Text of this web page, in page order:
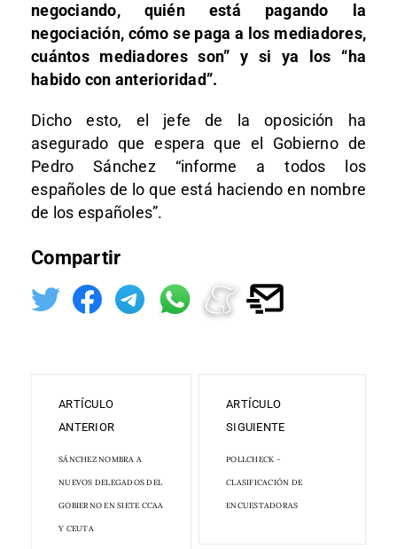
negociando, quién está pagando la
negociación, cómo se paga a los mediadores,
cuántos mediadores son” y si ya los “ha
habido con anterioridad”.
Dicho esto, el jefe de la oposición ha
asegurado que espera que el Gobierno de
Pedro Sánchez “informe a todos los
españoles de lo que está haciendo en nombre
de los españoles”.
Compartir
ARTÍCULO
ANTERIOR
SÁNCHEZ NOMBRA A
NUEVOS DELEGADOS DEL
GOBIERNO EN SIETE CCAA
Y CEUTA
ARTÍCULO
SIGUIENTE
POLLCHECK -
CLASIFICACIÓN DE
ENCUESTADORAS